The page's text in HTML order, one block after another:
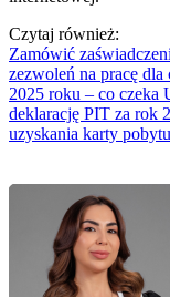
Czytaj również:
Zamówić
zezwoleń na pracę
2025 roku – co czeka
deklarację PIT za rok
uzyskania karty